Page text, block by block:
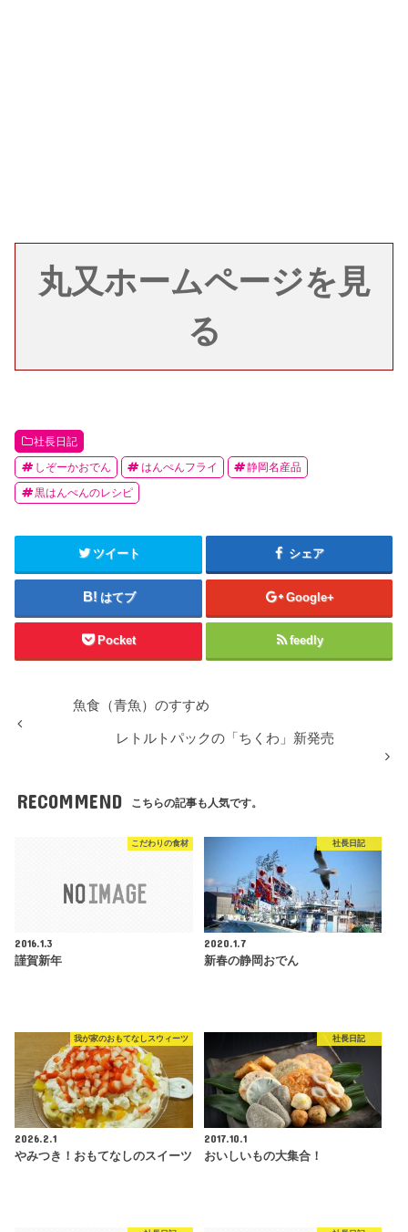
丸又ホームページを見
る
社長日記
しぞーかおでん はんぺんフライ 静岡名産品
黒はんぺんのレシピ
ツイート シェア
はてブ Google+
Pocket feedly
魚食（青魚）のすすめ
レトルトパックの「ちくわ」新発売
RECOMMEND こちらの記事も人気です。
こだわりの食材
2016.1.3
謹賀新年
社長日記
2020.1.7
新春の静岡おでん
我が家のおもてなしスウィーツ
2026.2.1
やみつき！おもてなしのスイーツ
社長日記
2017.10.1
おいしいもの大集合！